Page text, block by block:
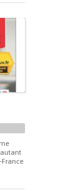
France